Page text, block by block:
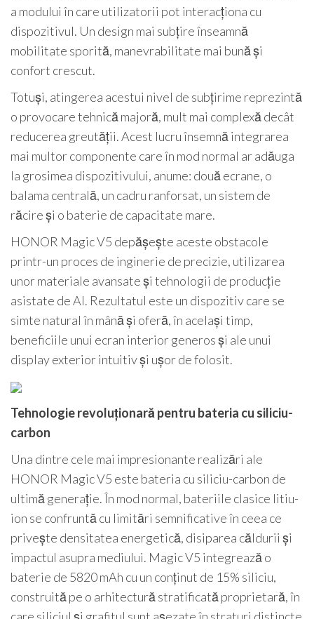
a modului în care utilizatorii pot interacționa cu
dispozitivul. Un design mai subțire înseamnă
mobilitate sporită, manevrabilitate mai bună și
confort crescut.
Totuși, atingerea acestui nivel de subțirime reprezintă
o provocare tehnică majoră, mult mai complexă decât
reducerea greutății. Acest lucru însemnă integrarea
mai multor componente care în mod normal ar adăuga
la grosimea dispozitivului, anume: două ecrane, o
balama centrală, un cadru ranforsat, un sistem de
răcire și o baterie de capacitate mare.
HONOR Magic V5 depășește aceste obstacole
printr-un proces de inginerie de precizie, utilizarea
unor materiale avansate și tehnologii de producție
asistate de AI. Rezultatul este un dispozitiv care se
simte natural în mână și oferă, în același timp,
beneficiile unui ecran interior generos și ale unui
display exterior intuitiv și ușor de folosit.
Tehnologie revoluționară pentru bateria cu siliciu-
carbon
Una dintre cele mai impresionante realizări ale
HONOR Magic V5 este bateria cu siliciu-carbon de
ultimă generație. În mod normal, bateriile clasice litiu-
ion se confruntă cu limitări semnificative în ceea ce
privește densitatea energetică, disiparea căldurii și
impactul asupra mediului. Magic V5 integrează o
baterie de 5820 mAh cu un conținut de 15% siliciu,
construită pe o arhitectură stratificată proprietară, în
care siliciul și grafitul sunt așezate în straturi distincte